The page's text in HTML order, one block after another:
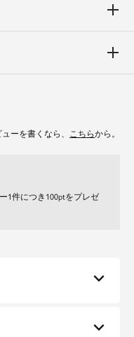
なく、ふんわりと体型カバ
います。
ーを書くなら、 こちらから。
1件につき100ptをプレゼ